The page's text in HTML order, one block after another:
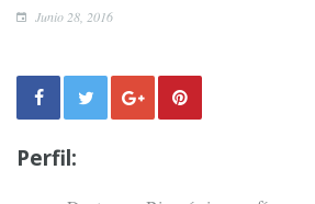
Junio 28, 2016
Perfil: